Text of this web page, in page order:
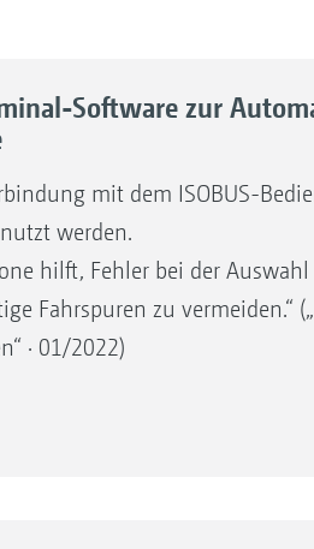
Software zur
mit dem ISOBUS-
werden.
hilft, Fehler bei der Auswahl
Fahrspuren zu vermeiden.“
· 01/2022)
Düngung